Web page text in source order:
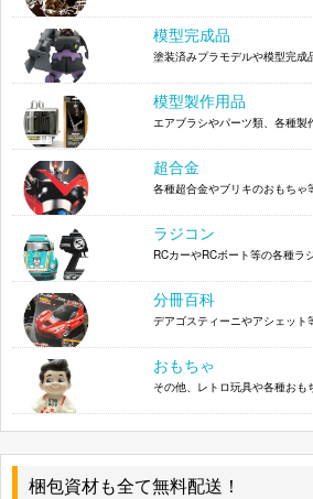
1/12 童夢 零 モリタニ
JOKER 1/24 フェラーリ 330LMB
JOKER 1/24 フェラーリ 250LM
EXOTICS 1/24 427 コブラ
フジミ 1/16 ケーニッヒ テスタロッサ RC105-
10105
モノグラム 1/24 Racing Pettys Combo
モノグラム 1/24 ROOKIE OF THE YEAR
CAR COMBO
レベル 1/16 REVELLUTION FUNNY CAR
ポーラライツ RICHARD PETTY DODGE
CHARGER
模型完成品
塗装済みプラモデルや模型完成
模型製作用品
エアブラシやパーツ類、各種製
超合金
各種超合金やブリキのおもちゃ
ラジコン
RCカーやRCボート等の各種ラ
分冊百科
デアゴスティーニやアシェット
おもちゃ
その他、レトロ玩具や各種おも
梱包資材も全て無料配送！